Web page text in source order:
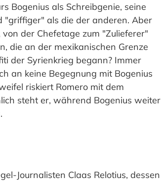
Bogenius als Schreibgenie, seine
"griffiger" als die der anderen. Aber
der Chefetage zum "Zulieferer"
die an der mexikanischen Grenze
der Syrienkrieg begann? Immer
an keine Begegnung mit Bogenius
riskiert Romero mit dem
steht er, während Bogenius weiter
Journalisten Claas Relotius, dessen